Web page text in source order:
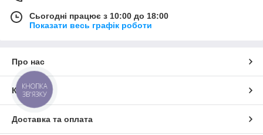
Сьогодні працює з 10:00 до 18:00
Показати весь графік роботи
Про нас
Контакти
Доставка та оплата
КНОПКА
ЗВ'ЯЗКУ